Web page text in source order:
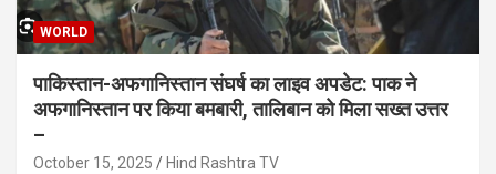
WORLD
पाकिस्तान-अफगानिस्तान संघर्ष का लाइव अपडेट: पाक ने
अफगानिस्तान पर किया बमबारी, तालिबान को मिला सख्त उत्तर
–
October 15, 2025 Hind Rashtra TV